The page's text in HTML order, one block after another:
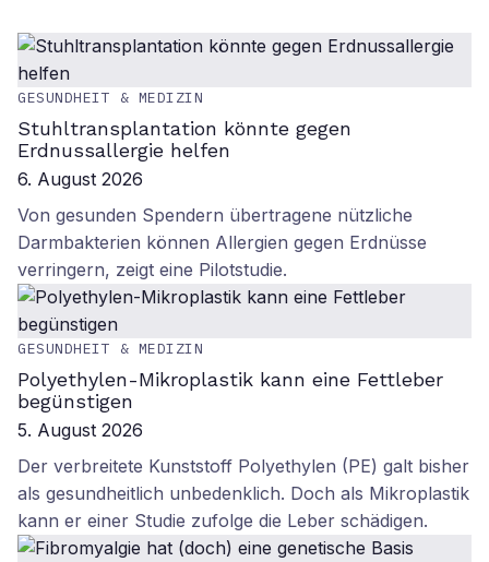
GESUNDHEIT & MEDIZIN
Stuhltransplantation könnte gegen
Erdnussallergie helfen
6. August 2026
Von gesunden Spendern übertragene nützliche
Darmbakterien können Allergien gegen Erdnüsse
verringern, zeigt eine Pilotstudie.
GESUNDHEIT & MEDIZIN
Polyethylen-Mikroplastik kann eine Fettleber
begünstigen
5. August 2026
Der verbreitete Kunststoff Polyethylen (PE) galt bisher
als gesundheitlich unbedenklich. Doch als Mikroplastik
kann er einer Studie zufolge die Leber schädigen.